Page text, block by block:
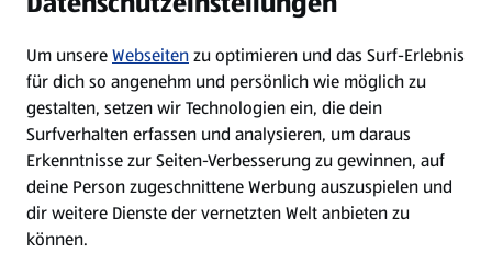
WhatsApp
Über ALDI SÜD
Filialen
Um unsereWebseitenzu optimieren und das Surf-Erlebnis
für dich so angenehm und persönlich wie möglich zu
gestalten, setzen wir Technologien ein, die dein
Surfverhalten erfassen und analysieren, um daraus
Erkenntnisse zur Seiten-Verbesserung zu gewinnen, auf
deine Person zugeschnittene Werbung auszuspielen und
dir weitere Dienste der vernetzten Welt anbieten zu
können.